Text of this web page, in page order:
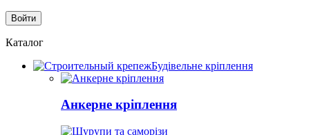
Каталог
Будівельне кріплення
Анкерне кріплення